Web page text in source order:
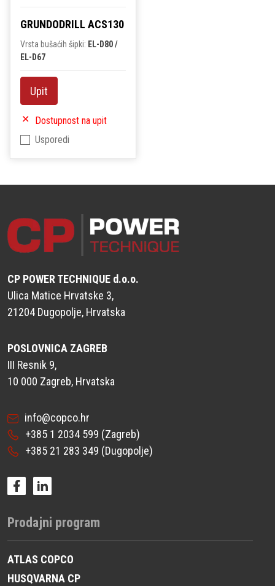
GRUNDODRILL ACS130
Vrsta bušaćih šipki: EL-D80 /
EL-D67
Upit
Dostupnost na upit
Usporedi
CP POWER TECHNIQUE d.o.o.
Ulica Matice Hrvatske 3,
21204 Dugopolje, Hrvatska
POSLOVNICA ZAGREB
III Resnik 9,
10 000 Zagreb, Hrvatska
info@copco.hr
+385 1 2034 599 (Zagreb)
+385 21 283 349 (Dugopolje)
Prodajni program
ATLAS COPCO
HUSQVARNA CP